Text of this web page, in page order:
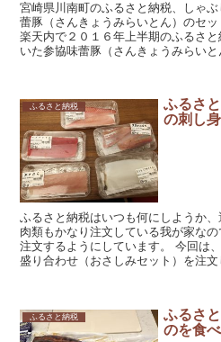
宮崎県川南町のふるさと納税、しゃ
蕾豚（さんきょうみらいとん）のセ
楽天内で２０１６年上半期のふるさ
いた参協味蕾豚（さんきょうみらい
ふるさと納税
ふるさ
の刺し
ふるさと納税はいつも何にしようか、
肉類もかなり注文している我が家な
注文するようにしています。 今回は
盛り合わせ（おさしみセット）を注
ふるさと納税
ふるさ
のを食